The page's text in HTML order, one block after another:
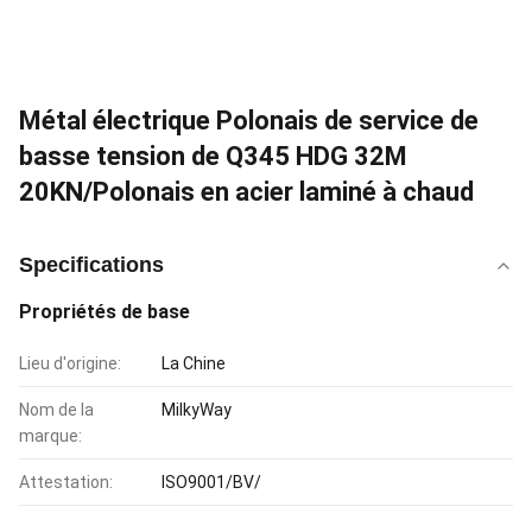
Métal électrique Polonais de service de
basse tension de Q345 HDG 32M
20KN/Polonais en acier laminé à chaud
Specifications
Propriétés de base
Lieu d'origine: La Chine
Nom de la
marque:
MilkyWay
Attestation: ISO9001/BV/